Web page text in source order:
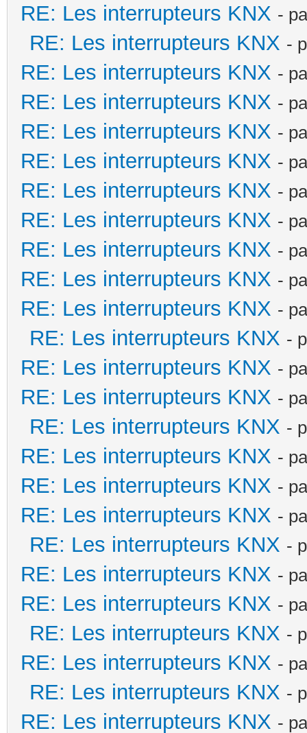
RE: Les interrupteurs KNX -
RE: Les interrupteurs KNX -
RE: Les interrupteurs KNX -
RE: Les interrupteurs KNX -
RE: Les interrupteurs KNX -
RE: Les interrupteurs KNX -
RE: Les interrupteurs KNX -
RE: Les interrupteurs KNX -
RE: Les interrupteurs KNX -
RE: Les interrupteurs KNX -
RE: Les interrupteurs KNX -
RE: Les interrupteurs KNX -
RE: Les interrupteurs KNX -
RE: Les interrupteurs KNX -
RE: Les interrupteurs KNX -
RE: Les interrupteurs KNX -
RE: Les interrupteurs KNX -
RE: Les interrupteurs KNX -
RE: Les interrupteurs KNX -
RE: Les interrupteurs KNX -
RE: Les interrupteurs KNX -
RE: Les interrupteurs KNX -
RE: Les interrupteurs KNX -
RE: Les interrupteurs KNX -
RE: Les interrupteurs KNX -